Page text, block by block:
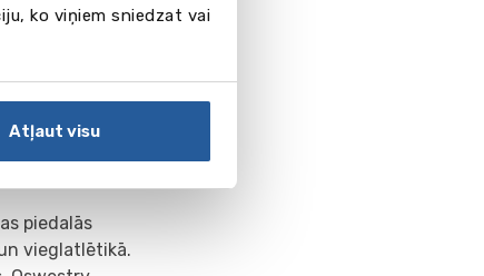
ko viņiem sniedzat vai
Atļaut visu
piedalās
vieglatlētikā.